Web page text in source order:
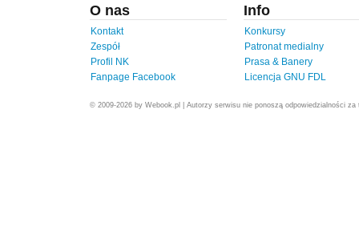
O nas
Kontakt
Zespół
Profil NK
Fanpage Facebook
Info
Konkursy
Patronat medialny
Prasa & Banery
Licencja GNU FDL
© 2009-2026 by Webook.pl | Autorzy serwisu nie ponoszą odpowiedzialności